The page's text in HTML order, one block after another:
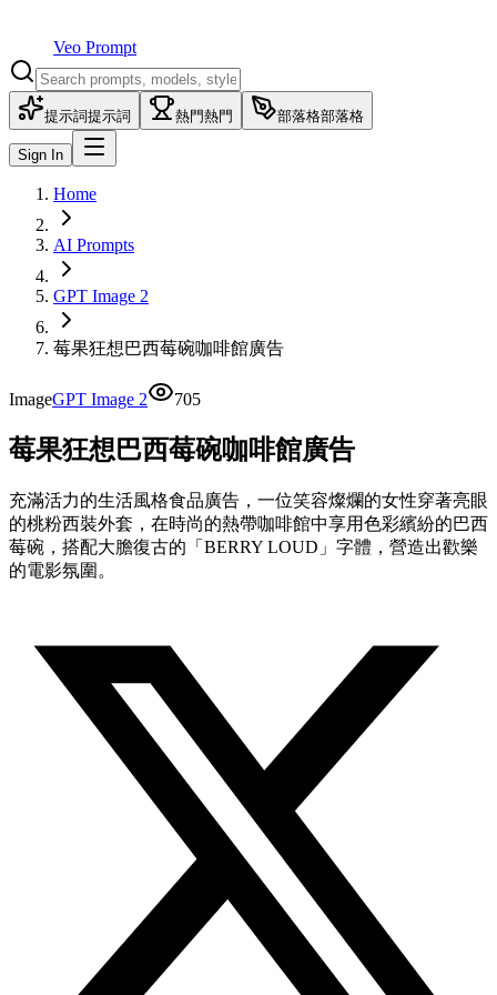
Veo Prompt
提示詞提示詞 熱門熱門 部落格部落格
Sign In
Home
AI Prompts
GPT Image 2
莓果狂想巴西莓碗咖啡館廣告
ImageGPT Image 2 705
莓果狂想巴西莓碗咖啡館廣告
充滿活力的生活風格食品廣告，一位笑容燦爛的女性穿著亮眼
的桃粉西裝外套，在時尚的熱帶咖啡館中享用色彩繽紛的巴西
莓碗，搭配大膽復古的「BERRY LOUD」字體，營造出歡樂
的電影氛圍。